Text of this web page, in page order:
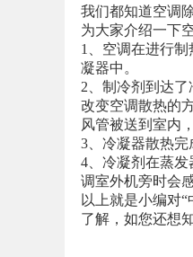
我们都知道空调
为大家介绍一下
1、空调在进行
凝器中。
2、制冷剂到达
改变空调散热的
风管被送到室内
3、冷凝器散热完
4、冷凝剂在蒸
调室外机旁时会
以上就是小编对
了解，如您还想